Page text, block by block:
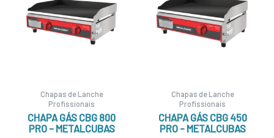
Chapas de Lanche
Profissionais
CHAPA GÁS CBG 800
PRO – METALCUBAS
Chapas de Lanche
Profissionais
CHAPA GÁS CBG 450
PRO – METALCUBAS